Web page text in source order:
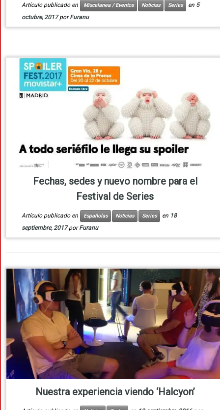
Artículo publicado en Miscelanea / Eventos Noticias Series en 5
octubre, 2017 porFuranu
Fechas, sedes y nuevo nombre para el
Festival de Series
Artículo publicado en Españolas Noticias Series en 18
septiembre, 2017 porFuranu
Nuestra experiencia viendo ‘Halcyon’